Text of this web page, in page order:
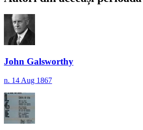
John Galsworthy
n. 14 Aug 1867